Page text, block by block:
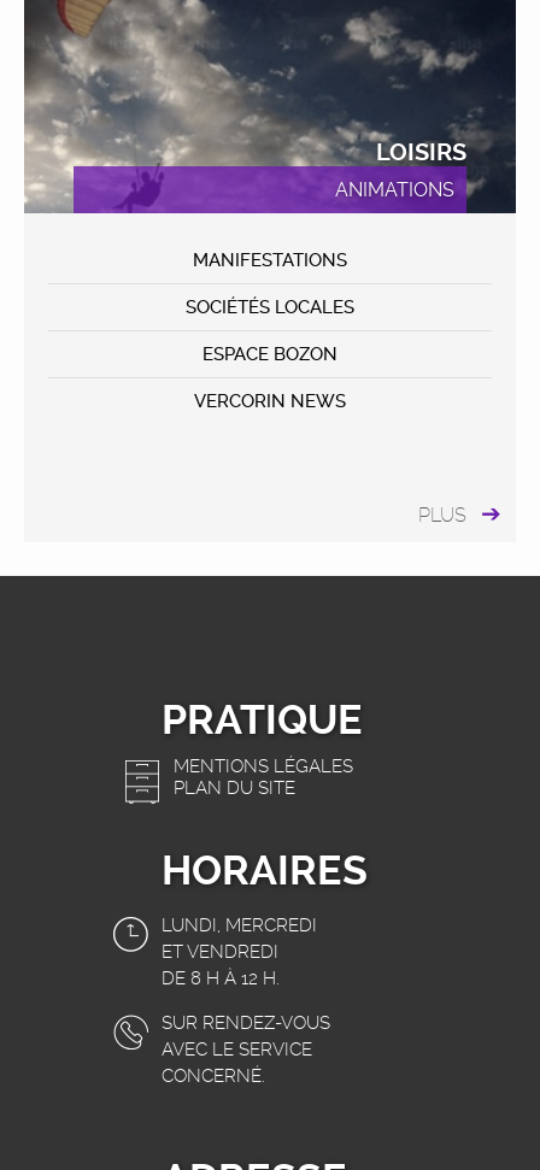
LOISIRS
ANIMATIONS
MANIFESTATIONS
SOCIÉTÉS LOCALES
ESPACE BOZON
VERCORIN NEWS
PLUS
PRATIQUE
MENTIONS LÉGALES
PLAN DU SITE
HORAIRES
LUNDI, MERCREDI
ET VENDREDI
DE 8 H À 12 H.
SUR RENDEZ-VOUS
AVEC LE SERVICE
CONCERNÉ.